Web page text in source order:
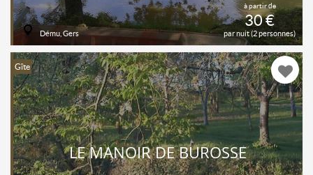
à partir de
30 €
par nuit (2 personnes)
Dému, Gers
Gîte
LE MANOIR DE BUROSSE